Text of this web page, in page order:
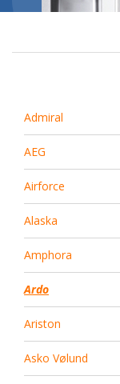
Admiral
AEG
Airforce
Alaska
Amphora
Ardo
Ariston
Asko Vølund